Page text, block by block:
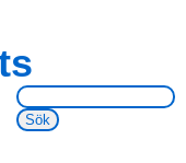
Sök på webbsidan: